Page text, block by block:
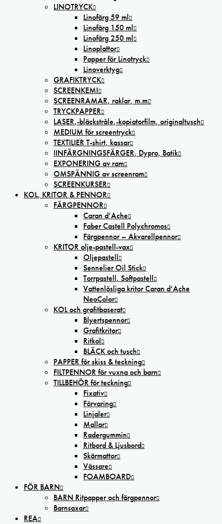
LINOTRYCK
Linofärg 59 ml
Linofärg 150 ml
Linofärg 250 ml
Linoplattor
Papper för Linotryck
Linoverktyg
GRAFIKTRYCK
SCREENKEMI
SCREENRAMAR, raklar, m.m
TRYCKPAPPER
LASER,-bläckstråle,-kopiatorfilm, oríginaltusch
MEDIUM för screentryck
TEXTILIER T-shirt, kassar
IINFÄRGNINGSFÄRGER, Dypro, Batik
EXPONERING av ram
OMSPÄNNIG av screenram
SCREENKURSER
KOL, KRITOR & PENNOR
FÄRGPENNOR
Caran d’Ache
Faber Castell Polychromos
Färgpennor – Akvarellpennor
KRITOR olje-pastell-vax
Oljepastell
Sennelier Oil Stick
Torrpastell, Softpastell
Vattenlösliga kritor Caran d’Ache
NeoColor
KOL och grafitbaserat
Blyertspennor
Grafitkritor
Ritkol
BLÄCK och tusch
PAPPER för skiss & teckning
FILTPENNOR för vuxna och barn
TILLBEHÖR för teckning
Fixativ
Förvaring
Linjaler
Mallar
Radergummin
Ritbord & Ljusbord
Skärmattor
Vässare
FOAMBOARD
FÖR BARN
BARN Ritpapper och färgpennor
Barnsaxar
REA